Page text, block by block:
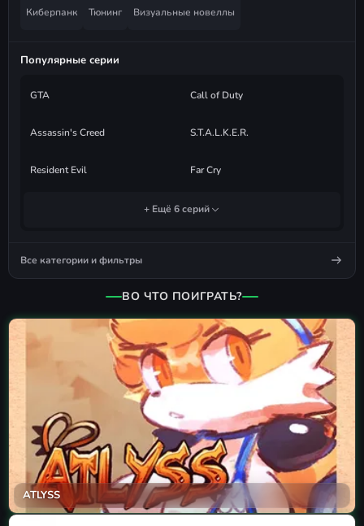
Киберпанк Тюнинг Визуальные новеллы
Популярные серии
GTA Call of Duty
Assassin's Creed S.T.A.L.K.E.R.
Resident Evil Far Cry
+ Ещё 6 серий
Все категории и фильтры
ВО ЧТО ПОИГРАТЬ?
ATLYSS